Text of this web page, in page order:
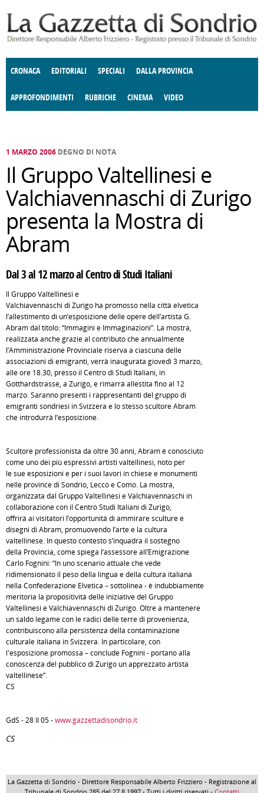
CRONACA EDITORIALI SPECIALI DALLA PROVINCIA
APPROFONDIMENTI
E SPETTACOLI POLITICA
RUBRICHE
DELLE IDEE FATTI DELLO SPIRITO
CINEMA VIDEO
1 MARZO 2006 DEGNO DI NOTA
Il Gruppo Valtellinesi e
Valchiavennaschi di Zurigo
presenta la Mostra di
Abram
Dal 3 al 12 marzo al Centro di Studi Italiani
Il Gruppo Valtellinesi e
Valchiavennaschi di Zurigo ha promosso nella città elvetica
l’allestimento di un’esposizione delle opere dell’artista G.
Abram dal titolo: “Immagini e Immaginazioni”. La mostra,
realizzata anche grazie al contributo che annualmente
l’Amministrazione Provinciale riserva a ciascuna delle
associazioni di emigranti, verrà inaugurata giovedì 3 marzo,
alle ore 18.30, presso il Centro di Studi Italiani, in
Gotthardstrasse, a Zurigo, e rimarrà allestita fino al 12
marzo. Saranno presenti i rappresentanti del gruppo di
emigranti sondriesi in Svizzera e lo stesso scultore Abram
che introdurrà l’esposizione.
Scultore professionista da oltre 30 anni, Abram è conosciuto
come uno dei più espressivi artisti valtellinesi, noto per
le sue esposizioni e per i suoi lavori in chiese e monumenti
nelle province di Sondrio, Lecco e Como. La mostra,
organizzata dal Gruppo Valtellinesi e Valchiavennaschi in
collaborazione con il Centro Studi Italiani di Zurigo,
offrirà ai visitatori l’opportunità di ammirare sculture e
disegni di Abram, promuovendo l’arte e la cultura
valtellinese. In questo contesto s’inquadra il sostegno
della Provincia, come spiega l’assessore all’Emigrazione
Carlo Fognini: “In uno scenario attuale che vede
ridimensionato il peso della lingua e della cultura italiana
nella Confederazione Elvetica – sottolinea - è indubbiamente
meritoria la propositività delle iniziative del Gruppo
Valtellinesi e Valchiavennaschi di Zurigo. Oltre a mantenere
un saldo legame con le radici delle terre di provenienza,
contribuiscono alla persistenza della contaminazione
culturale italiana in Svizzera. In particolare, con
l'esposizione promossa – conclude Fognini - portano alla
conoscenza del pubblico di Zurigo un apprezzato artista
valtellinese”.
CS
GdS - 28 II 05 -www.gazzettadisondrio.it
CS
La Gazzetta di Sondrio - Direttore Responsabile Alberto Frizziero - Registrazione al